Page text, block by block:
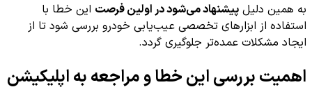
به همین دلیل پیشنهاد می‌شود در اولین فرصت این خطا با
استفاده از ابزارهای تخصصی عیب‌یابی خودرو بررسی شود تا از
ایجاد مشکلات عمده‌تر جلوگیری گردد.
اهمیت بررسی این خطا و مراجعه به اپلیکیشن